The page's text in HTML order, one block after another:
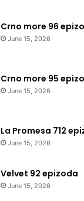
Crno more 96
June 15, 2026
Crno more 95
June 15, 2026
La Promesa 712
June 15, 2026
Velvet 92 epizoda
June 15, 2026